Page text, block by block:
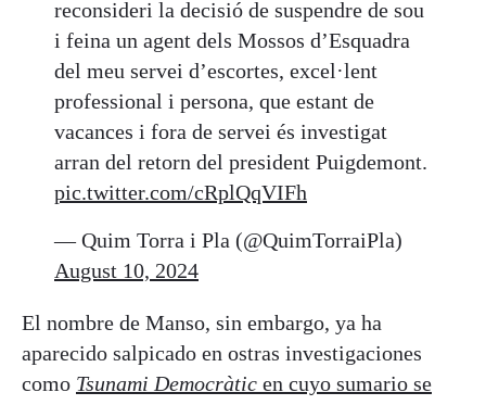
reconsideri la decisió de suspendre de sou
i feina un agent dels Mossos d’Esquadra
del meu servei d’escortes, excel·lent
professional i persona, que estant de
vacances i fora de servei és investigat
arran del retorn del president Puigdemont.
pic.twitter.com/cRplQqVIFh
— Quim Torra i Pla (@QuimTorraiPla)
August 10, 2024
El nombre de Manso, sin embargo, ya ha
aparecido salpicado en ostras investigaciones
como Tsunami Democràtic en cuyo sumario se